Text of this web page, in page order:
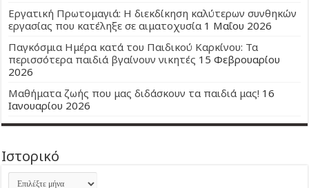
Εργατική Πρωτομαγιά: Η διεκδίκηση καλύτερων συνθηκών
εργασίας που κατέληξε σε αιματοχυσία 1 Μαΐου 2026
Παγκόσμια Ημέρα κατά του Παιδικού Καρκίνου: Τα
περισσότερα παιδιά βγαίνουν νικητές 15 Φεβρουαρίου
2026
Μαθήματα ζωής που μας διδάσκουν τα παιδιά μας! 16
Ιανουαρίου 2026
Ιστορικό
Ιστορικό